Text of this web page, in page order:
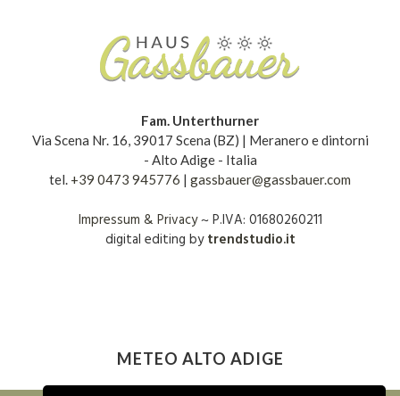
Fam. Unterthurner
Via Scena Nr. 16, 39017 Scena (BZ) | Meranero e dintorni
- Alto Adige - Italia
tel. +39 0473 945776 | gassbauer@gassbauer.com
Impressum & Privacy~ P.IVA: 01680260211
digital editing bytrendstudio.it
METEO ALTO ADIGE